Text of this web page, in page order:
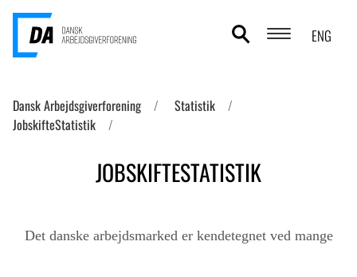
ENG
OM DA
Dansk Arbejdsgiverforening
Statistik
JobskifteStatistik
JOBSKIFTESTATISTIK
Det danske arbejdsmarked er kendetegnet ved mange